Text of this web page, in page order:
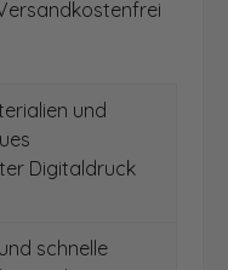
und
Digitaldruck
schnelle